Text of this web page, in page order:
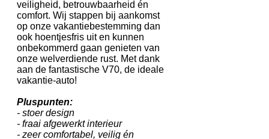
veiligheid, betrouwbaarheid én
comfort. Wij stappen bij aankomst
op onze vakantiebestemming dan
ook hoentjesfris uit en kunnen
onbekommerd gaan genieten van
onze welverdiende rust. Met dank
aan de fantastische V70, de ideale
vakantie-auto!
Pluspunten:
- stoer design
- fraai afgewerkt interieur
- zeer comfortabel, veilig én